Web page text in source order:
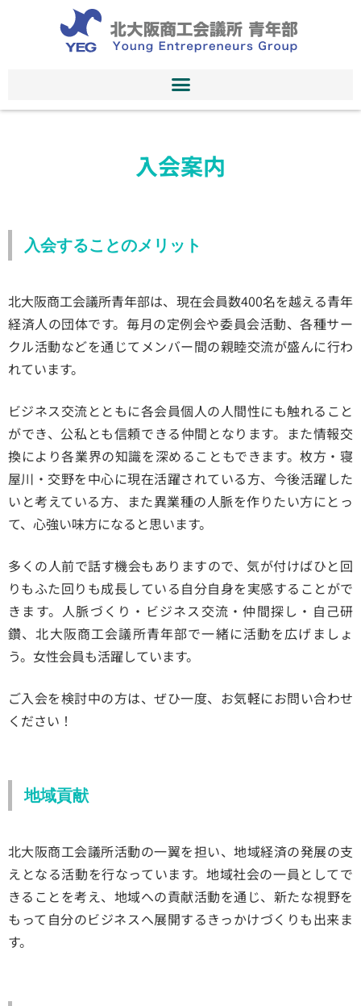
入会案内
入会することのメリット
北大阪商工会議所青年部は、現在会員数400名を越える青年
経済人の団体です。毎月の定例会や委員会活動、各種サー
クル活動などを通じてメンバー間の親睦交流が盛んに行わ
れています。
ビジネス交流とともに各会員個人の人間性にも触れること
ができ、公私とも信頼できる仲間となります。また情報交
換により各業界の知識を深めることもできます。枚方・寝
屋川・交野を中心に現在活躍されている方、今後活躍した
いと考えている方、また異業種の人脈を作りたい方にとっ
て、心強い味方になると思います。
多くの人前で話す機会もありますので、気が付けばひと回
りもふた回りも成長している自分自身を実感することがで
きます。人脈づくり・ビジネス交流・仲間探し・自己研
鑽、北大阪商工会議所青年部で一緒に活動を広げましょ
う。女性会員も活躍しています。
ご入会を検討中の方は、ぜひ一度、お気軽にお問い合わせ
ください！
地域貢献
北大阪商工会議所活動の一翼を担い、地域経済の発展の支
えとなる活動を行なっています。地域社会の一員としてで
きることを考え、地域への貢献活動を通じ、新たな視野を
もって自分のビジネスへ展開するきっかけづくりも出来ま
す。